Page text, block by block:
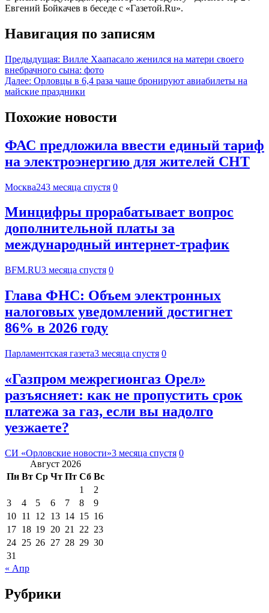
Евгений Бойкачев в беседе с «Газетой.Ru».
Навигация по записям
Предыдущая: Вилле Хаапасало женился на матери своего
внебрачного сына: фото
Далее: Орловцы в 6,4 раза чаще бронируют авиабилеты на
майские праздники
Похожие новости
ФАС предложила ввести единый тариф
на электроэнергию для жителей СНТ
Москва243 месяца спустя 0
Минцифры прорабатывает вопрос
дополнительной платы за
международный интернет-трафик
BFM.RU3 месяца спустя 0
Глава ФНС: Объем электронных
налоговых уведомлений достигнет
86% в 2026 году
Парламентская газета3 месяца спустя 0
«Газпром межрегионгаз Орел»
разъясняет: как не пропустить срок
платежа за газ, если вы надолго
уезжаете?
СИ «Орловские новости»3 месяца спустя 0
Август 2026
Пн Вт Ср Чт Пт Сб Вс
1
2
3
4 5 6 7 8
9
10 11 12 13 14 15 16
17 18 19 20 21 22 23
24 25 26 27 28 29 30
31
« Апр
Рубрики